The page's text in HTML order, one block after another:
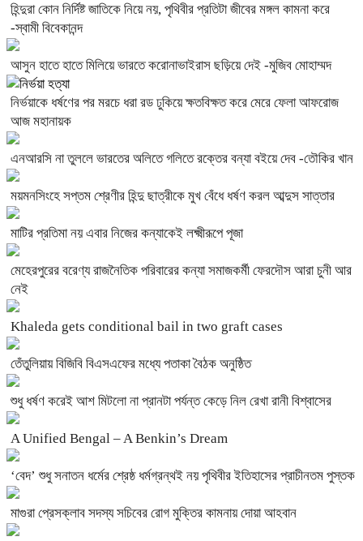
হিন্দুরা কোন নির্দিষ্ট জাতিকে নিয়ে নয়, পৃথিবীর প্রতিটা জীবের মঙ্গল কামনা করে
-স্বামী বিবেকানন্দ
আসুন হাতে হাতে মিলিয়ে ভারতে করোনাভাইরাস ছড়িয়ে দেই -মুজিব মোহাম্মদ
নির্ভয়াকে ধর্ষণের পর মরচে ধরা রড ঢুকিয়ে ক্ষতবিক্ষত করে মেরে ফেলা আফরোজ
আজ মহানায়ক
এনআরসি না তুললে ভারতের অলিতে গলিতে রক্তের বন্যা বইয়ে দেব -তৌকির খান
ময়মনসিংহে সপ্তম শ্রেণীর হিন্দু ছাত্রীকে মুখ বেঁধে ধর্ষণ করল আব্দুস সাত্তার
মাটির প্রতিমা নয় এবার নিজের কন্যাকেই লক্ষ্মীরূপে পূজা
মেহেরপুরের বরেণ্য রাজনৈতিক পরিবারের কন্যা সমাজকর্মী ফেরদৌস আরা চুনী আর
নেই
Khaleda gets conditional bail in two graft cases
তেঁতুলিয়ায় বিজিবি বিএসএফের মধ্যে পতাকা বৈঠক অনুষ্ঠিত
শুধু ধর্ষণ করেই আশ মিটলো না প্রানটা পর্যন্ত কেড়ে নিল রেখা রানী বিশ্বাসের
A Unified Bengal – A Benkin’s Dream
‘বেদ’ শুধু সনাতন ধর্মের শ্রেষ্ঠ ধর্মগ্রন্থই নয় পৃথিবীর ইতিহাসের প্রাচীনতম পুস্তক
মাগুরা প্রেসক্লাব সদস্য সচিবের রোগ মুক্তির কামনায় দোয়া আহবান